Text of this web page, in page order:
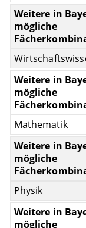
Mathematik
Physik